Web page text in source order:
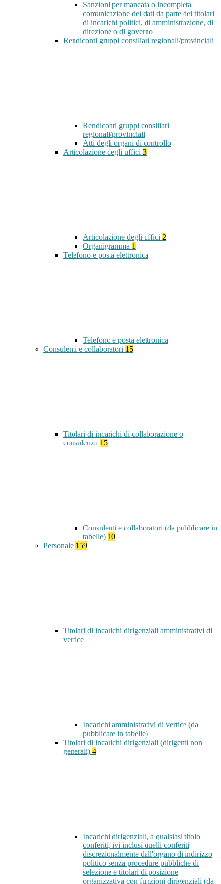
Sanzioni per mancata o incompleta
comunicazione dei dati da parte dei titolari
di incarichi politici, di amministrazione, di
direzione o di governo
Rendiconti gruppi consiliari regionali/provinciali
Rendiconti gruppi consiliari
regionali/provinciali
Atti degli organi di controllo
Articolazione degli uffici 3
Articolazione degli uffici 2
Organigramma 1
Telefono e posta elettronica
Telefono e posta elettronica
Consulenti e collaboratori 15
Titolari di incarichi di collaborazione o
consulenza 15
Consulenti e collaboratori (da pubblicare in
tabelle) 10
Personale 159
Titolari di incarichi dirigenziali amministrativi di
vertice
Incarichi amministrativi di vertice (da
pubblicare in tabelle)
Titolari di incarichi dirigenziali (dirigenti non
generali) 4
Incarichi dirigenziali, a qualsiasi titolo
conferiti, ivi inclusi quelli conferiti
discrezionalmente dall'organo di indirizzo
politico senza procedure pubbliche di
selezione e titolari di posizione
organizzativa con funzioni dirigenziali (da